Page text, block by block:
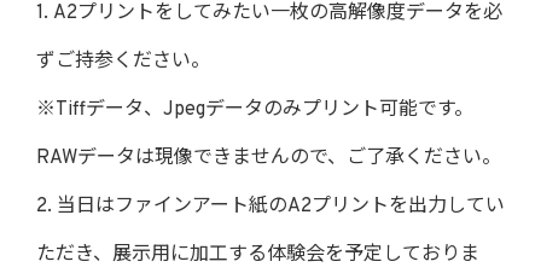
1. A2プリントをしてみたい一枚の高解像度データを必
ずご持参ください。
※Tiffデータ、Jpegデータのみプリント可能です。
RAWデータは現像できませんので、ご了承ください。
2. 当日はファインアート紙のA2プリントを出力してい
ただき、展示用に加工する体験会を予定しておりま